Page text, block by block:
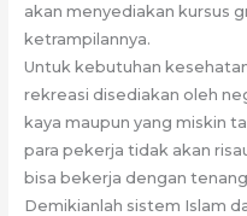
akan menyediakan kursus
ketrampilannya.
Untuk kebutuhan
rekreasi disediakan oleh
kaya maupun yang miskin
para pekerja tidak akan
bisa bekerja dengan
Demikianlah sistem Islam